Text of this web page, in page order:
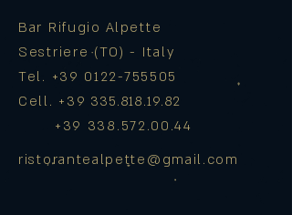
Bar Rifugio Alpette
Sestriere (TO) - Italy
Tel. +39 0122-755505
Cell. +39 335.818.19.82
+39 338.572.00.44
ristorantealpette@gmail.com